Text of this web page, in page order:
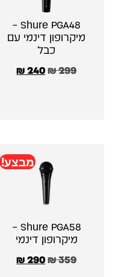
Shure PGA48 –
מיקרופון דינמי עם
כבל
₪299
₪240
מבצע!
Shure PGA58 –
מיקרופון דינמי
₪359
₪290